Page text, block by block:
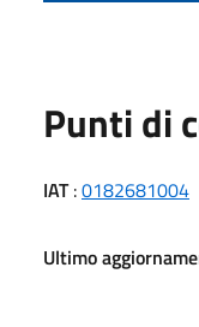
Punti di
IAT:0182681004
Ultimo